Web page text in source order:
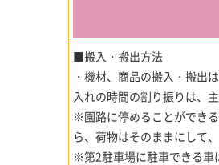
■搬入・搬出方法
・機材、商品の搬入・搬出
入れの時間の割り振りは、
※園路に停めることができ
ら、荷物はそのままにして
※第2駐車場に駐車できる車